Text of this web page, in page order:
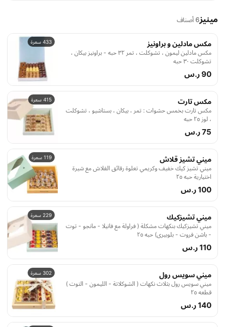
مينيز6 أصناف
433 سعرة مكس مادلين و براونيز
مكس مادلين ليمون ، تشوكلت ، تمر ٣٢ حبه - براونيز بيكان ،
تشوكلت ٣٠ حبه
90 ر.س
415 سعرة مكس تارت
مكس تارت بخمس حشوات : تمر ، بيكان ، بستاشيو ، تشوكلت
، لوز ٢٥ حبه
75 ر.س
119 سعرة ميني تشيز قلاش
ميني تشيز كيك خفيف وكريمي تعلوة رقائق القلاش مع شيرة
اختيارية حبه ۲٥
100 ر.س
229 سعرة ميني تشيزكيك
ميني تشيزكيك بنكهات مشكلة ( فراولة مع فانيلا - مانجو - توت
- باشن فروت - بلوبيري) حبه ۲٥
110 ر.س
302 سعرة ميني سويس رول
ميني سويس رول بثلاث نكهات ( الشوكلاتة - الليمون - التوت )
قطعه ۲٥
140 ر.س